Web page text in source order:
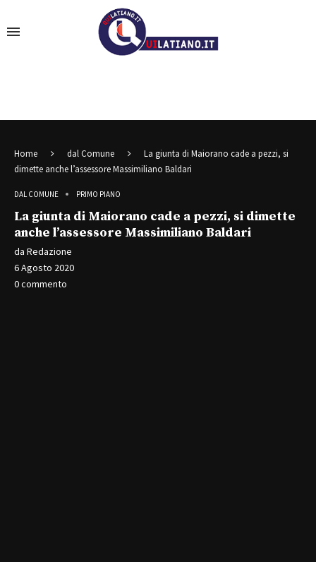
Home dal Comune
La giunta di Maiorano cade a pezzi, si
dimette anche l’assessore Massimiliano Baldari
DAL COMUNE PRIMO PIANO
La giunta di Maiorano cade a pezzi, si dimette
anche l’assessore Massimiliano Baldari
da Redazione
6 Agosto 2020
0 commento